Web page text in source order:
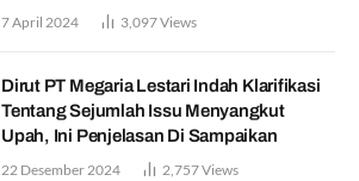
7 April 2024 3,097Views
Dirut PT Megaria Lestari Indah Klarifikasi
Tentang Sejumlah Issu Menyangkut
Upah, Ini Penjelasan Di Sampaikan
22 Desember 2024 2,757Views